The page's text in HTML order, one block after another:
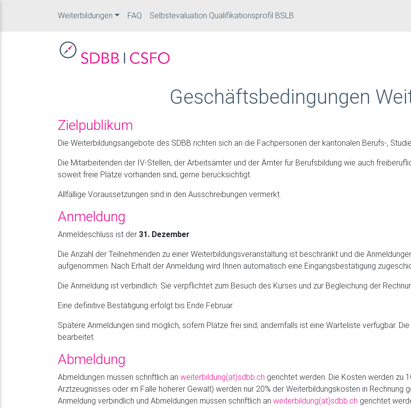
Weiterbildungen FAQ Selbstevaluation Qualifikationsprofil BSLB
Geschäftsbedingungen
Zielpublikum
Die Weiterbildungsangebote des SDBB richten sich an die Fachpersonen der kantonalen Berufs-,
Die Mitarbeitenden der IV-Stellen, der Arbeitsämter und der Ämter für Berufsbildung wie auch
soweit freie Plätze vorhanden sind, gerne berücksichtigt.
Allfällige Voraussetzungen sind in den Ausschreibungen vermerkt.
Anmeldung
Anmeldeschluss ist der 31. Dezember.
Die Anzahl der Teilnehmenden zu einer Weiterbildungsveranstaltung ist beschränkt und die
aufgenommen. Nach Erhalt der Anmeldung wird Ihnen automatisch eine Eingangsbestätigung
Die Anmeldung ist verbindlich: Sie verpflichtet zum Besuch des Kurses und zur Begleichung der
Eine definitive Bestätigung erfolgt bis Ende Februar.
Spätere Anmeldungen sind möglich, sofern Plätze frei sind; andernfalls ist eine Warteliste verfügbar.
bearbeitet.
Abmeldung
Abmeldungen müssen schriftlich an weiterbildung(at)sdbb.ch gerichtet werden. Die Kosten werden zu
Arztzeugnisses oder im Falle höherer Gewalt) werden nur 20% der Weiterbildungskosten in Rechnung
Anmeldung verbindlich und Abmeldungen müssen schriftlich an weiterbildung(at)sdbb.ch gerichtet